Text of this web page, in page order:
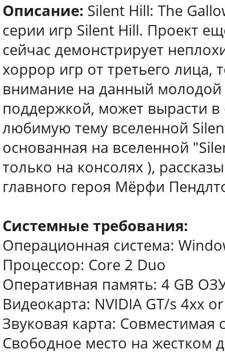
Описание: Silent Hill: The
серии игр Silent Hill. Проект
сейчас демонстрирует
хоррор игр от третьего лица,
внимание на данный
поддержкой, может вырасти
любимую тему вселенной
основанная на вселенной
только на консолях ),
главного героя Мёрфи
Системные требования:
Операционная система:
Процессор: Core 2 Duo
Оперативная память: 4 GB
Видеокарта: NVIDIA GT/s 4xx
Звуковая карта: Совместимая
Свободное место на жестком